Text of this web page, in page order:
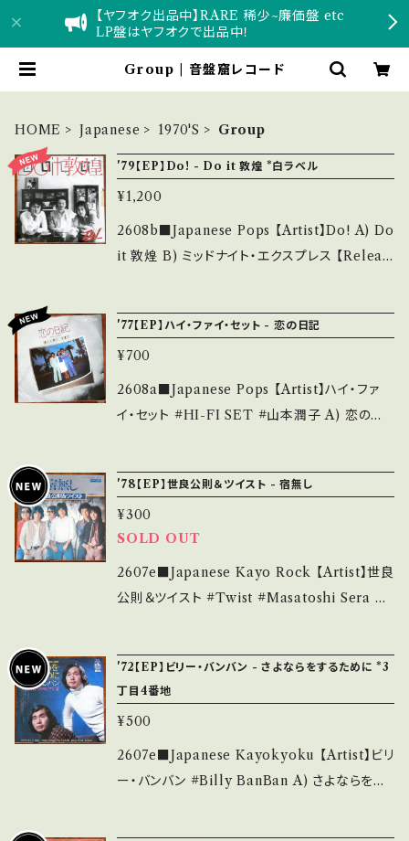
【ヤフオク出品中】RARE 稀少~廉価盤 etc
LP盤はヤフオクで出品中！
Group | 音盤窟レコード
HOME Japanese 1970'S Group
'79【EP】Do! - Do it 敦煌 *白ラベル
¥1,200
2608b■Japanese Pops 【Artist】Do! A) Do
it 敦煌 B) ミッドナイト・エクスプレス 【Releas
歌謡 ■参考視聴■ https://youtu.be/7u_-Li
OK72c?si=Ff8xuzkc2HvP_M4i 【Conditio
n】 Jacket/Record：B/A- (国内盤/見本白レー
ベル) *ジャケシール痕 ______________
痛みも薄い B・多少痛み・キズなど見られる C・
痛み多・キズ多く痛み多 *その他、+ - で補足し
ています。 *中古という事をご理解して頂ける方
のご購入をお願い致します。 Please purchase
it if you understand that it is second han
thebase.in/items/14252144 お知らせ等は、A
'77【EP】ハイ・ファイ・セット - 恋の日記
¥700
2608a■Japanese Pops 【Artist】ハイ・ファ
イ・セット #HI-FI SET #山本潤子 A) 恋の日
P-10328 / 東芝EMI *10th/A)ニール・セダカ=
カヴァー, B)キャロル・キング=カヴァー A■参
考視聴■ https://youtu.be/SB1_Dcm1qf4?s
i=jOHHwAyBgIApwIFF B■参考視聴■ htt
ps://youtu.be/9g1vQSF7NV0?si=n9A6y9_
______ 【About the state/状態説明】 S・新
品未開封など A・綺麗・キズ等も無く、痛みも薄
い B・多少痛み・キズなど見られる C・痛み多・
キズ多く痛み多 *その他、+ - で補足しています。
*中古という事をご理解して頂ける方のご購入を
'78【EP】世良公則＆ツイスト - 宿無し
¥300
SOLD OUT
2607e■Japanese Kayo Rock 【Artist】世良
公則＆ツイスト #Twist #Masatoshi Sera A)
別テイク ■参考視聴■ - 【Condition】 Jacke
t/Record：B/A- (国内盤) ____________
_____________ 【About the state/状
態説明】 S・新品未開封など A・綺麗・キズ等も
無く、痛みも薄い B・多少痛み・キズなど見られ
'72【EP】ビリー・バンバン - さよならをするために *3
丁目4番地
¥500
2607e■Japanese Kayokyoku 【Artist】ビリ
ー・バンバン #Billy BanBan A) さよならをす